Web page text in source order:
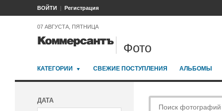
ВОЙТИ Регистрация
07 АВГУСТА, ПЯТНИЦА
Фото
КАТЕГОРИИ СВЕЖИЕ ПОСТУПЛЕНИЯ АЛЬБОМЫ
ДАТА